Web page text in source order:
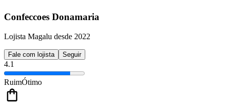
Confeccoes Donamaria
Lojista Magalu desde 2022
Fale com lojista Seguir
4.1
RuimÓtimo